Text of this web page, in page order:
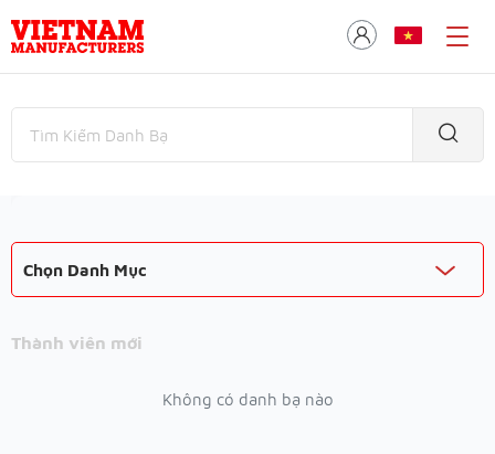
Chọn Danh Mục
Thành viên mới
Không có danh bạ nào